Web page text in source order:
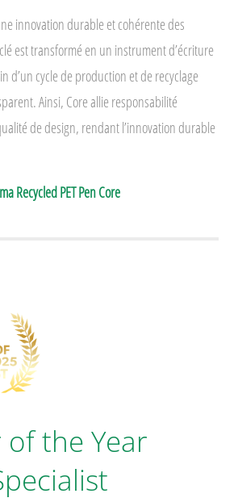
innovation durable et cohérente des
est transformé en un instrument d’écriture
d’un cycle de production et de recyclage
Ainsi, Core allie responsabilité
de design, rendant l’innovation durable
Recycled PET Pen Core
the Year